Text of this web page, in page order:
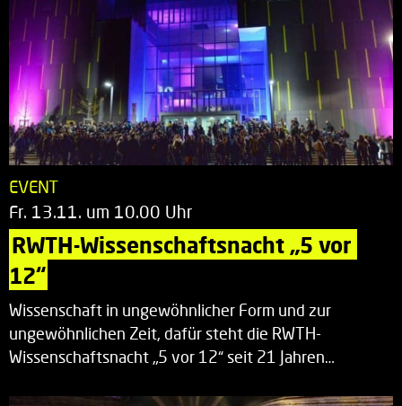
EVENT
Fr. 13.11. um 10.00 Uhr
RWTH-Wissenschaftsnacht „5 vor
12“
Wissenschaft in ungewöhnlicher Form und zur
ungewöhnlichen Zeit, dafür steht die RWTH-
Wissenschaftsnacht „5 vor 12“ seit 21 Jahren…